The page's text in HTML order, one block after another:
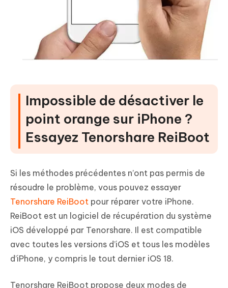
Impossible de désactiver le
point orange sur iPhone ?
Essayez Tenorshare ReiBoot
Si les méthodes précédentes n’ont pas permis de
résoudre le problème, vous pouvez essayer
Tenorshare ReiBoot pour réparer votre iPhone.
ReiBoot est un logiciel de récupération du système
iOS développé par Tenorshare. Il est compatible
avec toutes les versions d’iOS et tous les modèles
d’iPhone, y compris le tout dernier iOS 18.
Tenorshare ReiBoot propose deux modes de